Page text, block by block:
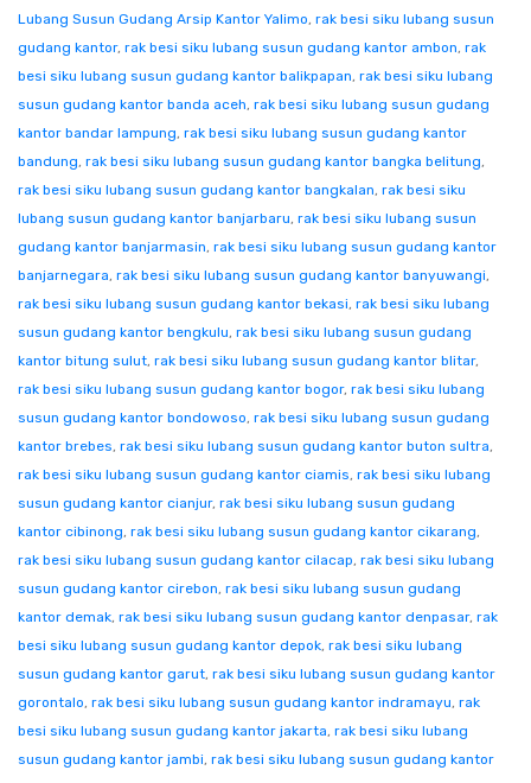
Lubang Susun Gudang Arsip Kantor Yalimo, rak besi siku lubang susun
gudang kantor, rak besi siku lubang susun gudang kantor ambon, rak
besi siku lubang susun gudang kantor balikpapan, rak besi siku lubang
susun gudang kantor banda aceh, rak besi siku lubang susun gudang
kantor bandar lampung, rak besi siku lubang susun gudang kantor
bandung, rak besi siku lubang susun gudang kantor bangka belitung,
rak besi siku lubang susun gudang kantor bangkalan, rak besi siku
lubang susun gudang kantor banjarbaru, rak besi siku lubang susun
gudang kantor banjarmasin, rak besi siku lubang susun gudang kantor
banjarnegara, rak besi siku lubang susun gudang kantor banyuwangi,
rak besi siku lubang susun gudang kantor bekasi, rak besi siku lubang
susun gudang kantor bengkulu, rak besi siku lubang susun gudang
kantor bitung sulut, rak besi siku lubang susun gudang kantor blitar,
rak besi siku lubang susun gudang kantor bogor, rak besi siku lubang
susun gudang kantor bondowoso, rak besi siku lubang susun gudang
kantor brebes, rak besi siku lubang susun gudang kantor buton sultra,
rak besi siku lubang susun gudang kantor ciamis, rak besi siku lubang
susun gudang kantor cianjur, rak besi siku lubang susun gudang
kantor cibinong, rak besi siku lubang susun gudang kantor cikarang,
rak besi siku lubang susun gudang kantor cilacap, rak besi siku lubang
susun gudang kantor cirebon, rak besi siku lubang susun gudang
kantor demak, rak besi siku lubang susun gudang kantor denpasar, rak
besi siku lubang susun gudang kantor depok, rak besi siku lubang
susun gudang kantor garut, rak besi siku lubang susun gudang kantor
gorontalo, rak besi siku lubang susun gudang kantor indramayu, rak
besi siku lubang susun gudang kantor jakarta, rak besi siku lubang
susun gudang kantor jambi, rak besi siku lubang susun gudang kantor